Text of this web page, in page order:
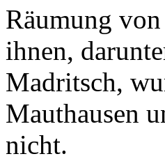
Räumung
ihnen,
Madritsch,
Mauthausen
nicht.